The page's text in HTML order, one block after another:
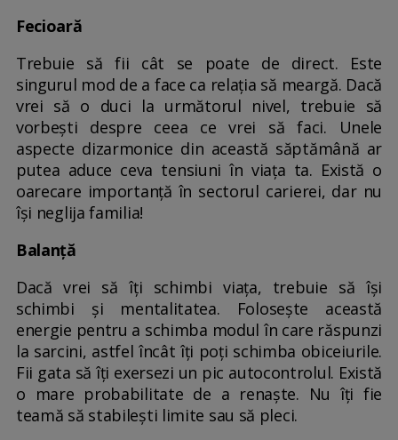
Fecioară
Trebuie să fii cât se poate de direct. Este
singurul mod de a face ca relația să meargă. Dacă
vrei să o duci la următorul nivel, trebuie să
vorbești despre ceea ce vrei să faci. Unele
aspecte dizarmonice din această săptămână ar
putea aduce ceva tensiuni în viața ta. Există o
oarecare importanță în sectorul carierei, dar nu
își neglija familia!
Balanță
Dacă vrei să îți schimbi viața, trebuie să își
schimbi și mentalitatea. Folosește această
energie pentru a schimba modul în care răspunzi
la sarcini, astfel încât îți poți schimba obiceiurile.
Fii gata să îți exersezi un pic autocontrolul. Există
o mare probabilitate de a renaște. Nu îți fie
teamă să stabilești limite sau să pleci.